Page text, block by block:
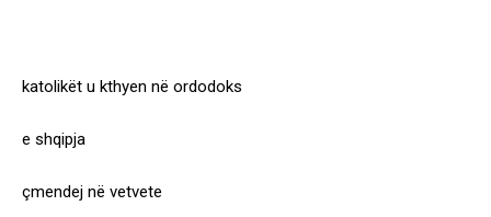
katolikët u kthyen në ordodoks
e shqipja
çmendej në vetvete